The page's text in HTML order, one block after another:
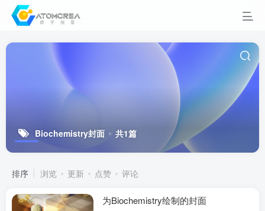
Biochemistry封面 共1篇
排序 浏览 更新 点赞 评论
为Biochemistry绘制的封面